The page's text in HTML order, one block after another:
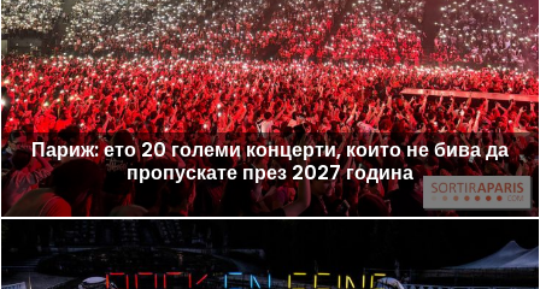
Париж: ето 20 големи концерти, които не бива да
пропускате през 2027 година